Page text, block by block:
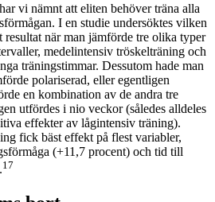
vi nämnt att eliten behöver träna alla
I en studie undersöktes vilken
resultat när man jämförde tre olika typer
medelintensiv tröskelträning och
träningstimmar. Dessutom hade man
polariserad, eller egentligen
en kombination av de andra tre
utfördes i nio veckor (således alldeles
effekter av lågintensiv träning).
fick bäst effekt på flest variabler,
(+11,7 procent) och tid till
17